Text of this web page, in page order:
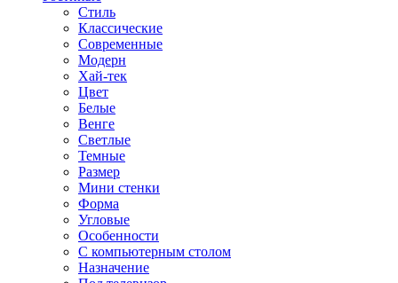
Стиль
Классические
Современные
Модерн
Хай-тек
Цвет
Белые
Венге
Светлые
Темные
Размер
Мини стенки
Форма
Угловые
Особенности
С компьютерным столом
Назначение